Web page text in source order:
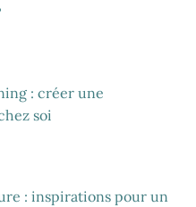
: créer une
soi
: inspirations pour un